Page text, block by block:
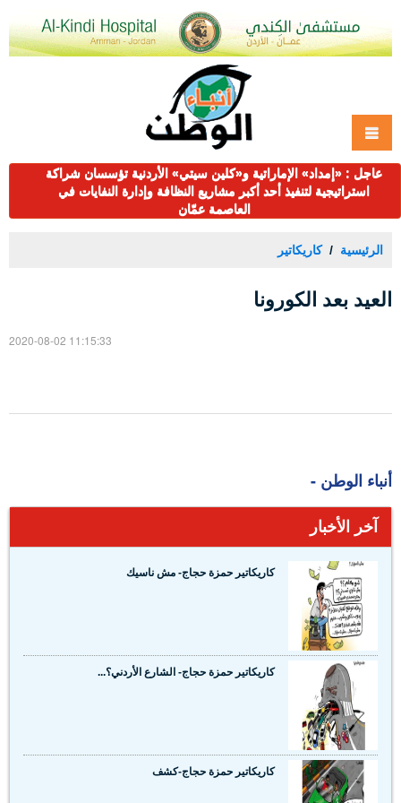
عاجل : «إمداد» الإماراتية و«كلين سيتي» الأردنية تؤسسان شراكة
استراتيجية لتنفيذ أحد أكبر مشاريع النظافة وإدارة النفايات في
العاصمة عمّان
الرئيسية كاريكاتير
العيد بعد الكورونا
2020-08-02 11:15:33
أنباء الوطن -
آخر الأخبار
كاريكاتير حمزة حجاج- مش ناسيك
كاريكاتير حمزة حجاج- الشارع الأردني؟...
كاريكاتير حمزة حجاج-كشف